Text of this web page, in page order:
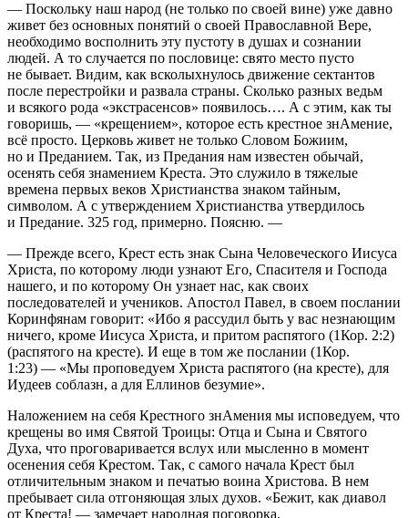
— Поскольку наш народ (не только по своей вине) уже давно
живет без основных понятий о своей Православной Вере,
необходимо восполнить эту пустоту в душах и сознании
людей. А то случается по пословице: свято место пусто
не бывает. Видим, как всколыхнулось движение сектантов
после перестройки и развала страны. Сколько разных ведьм
и всякого рода «экстрасенсов» появилось…. А с этим, как ты
говоришь, — «крещением», которое есть крестное знАмение,
всё просто. Церковь живет не только Словом Божиим,
но и Преданием. Так, из Предания нам известен обычай,
осенять себя знамением Креста. Это служило в тяжелые
времена первых веков Христианства знаком тайным,
символом. А с утверждением Христианства утвердилось
и Предание. 325 год, примерно. Поясню. —
— Прежде всего, Крест есть знак Сына Человеческого Иисуса
Христа, по которому люди узнают Его, Спасителя и Господа
нашего, и по которому Он узнает нас, как своих
последователей и учеников. Апостол Павел, в своем послании
Коринфянам говорит: «Ибо я рассудил быть у вас незнающим
ничего, кроме Иисуса Христа, и притом распятого (1Кор. 2:2)
(распятого на кресте). И еще в том же послании (1Кор.
1:23) — «Мы проповедуем Христа распятого (на кресте), для
Иудеев соблазн, а для Еллинов безумие».
Наложением на себя Крестного знАмения мы исповедуем, что
крещены во имя Святой Троицы: Отца и Сына и Святого
Духа, что проговаривается вслух или мысленно в момент
осенения себя Крестом. Так, с самого начала Крест был
отличительным знаком и печатью воина Христова. В нем
пребывает сила отгоняющая злых духов. «Бежит, как диавол
от Креста! — замечает народная поговорка.